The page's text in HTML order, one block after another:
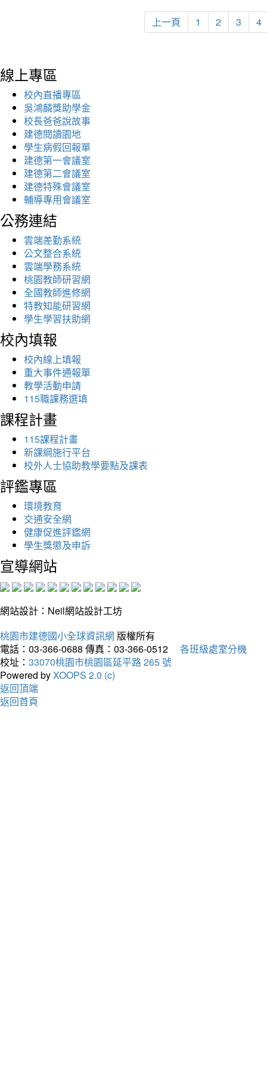
上一頁 1 2 3 4
線上專區
校內直播專區
吳鴻麟獎助學金
校長爸爸說故事
建德閱讀園地
學生病假回報單
建德第一會議室
建德第二會議室
建德特殊會議室
輔導專用會議室
公務連結
雲端差勤系統
公文整合系統
雲端學務系統
桃園教師研習網
全國教師進修網
特教知能研習網
學生學習扶助網
校內填報
校內線上填報
重大事件通報單
教學活動申請
115職課務選填
課程計畫
115課程計畫
新課綱施行平台
校外人士協助教學要點及課表
評鑑專區
環境教育
交通安全網
健康促進評鑑網
學生獎懲及申訴
宣導網站
網站設計：Neil網站設計工坊
桃園市建德國小全球資訊網 版權所有
電話：03-366-0688 傳真：03-366-0512
各班級處室分機
校址： 33070桃園市桃園區延平路 265 號
Powered byXOOPS 2.0 (c)
返回頂端
返回首頁